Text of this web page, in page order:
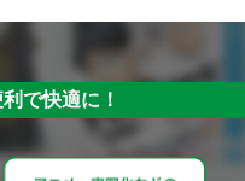
で快適に！